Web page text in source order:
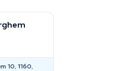
10, 1160,